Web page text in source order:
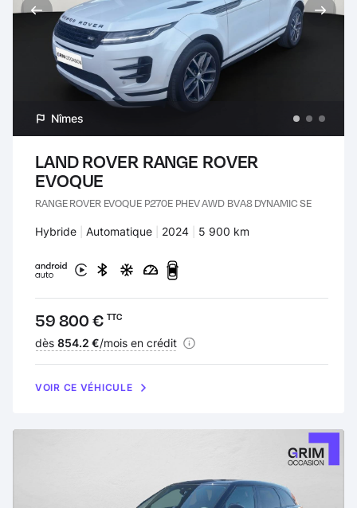
Nîmes
LAND ROVER RANGE ROVER
EVOQUE
RANGE ROVER EVOQUE P270E PHEV AWD BVA8 DYNAMIC SE
Carburant :
Hybride Transmission :
Automatique Années :
2024 Kilomètres :
5 900 km
Prix :
59 800 € TTC
Financement :
dès 854.2 €/mois en crédit
VOIR CE VÉHICULE